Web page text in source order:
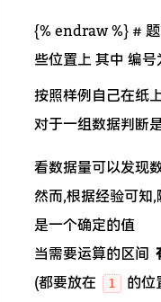
{% endraw %} #
些位置上 其中 编
按照样例自己在纸
对于一组数据判断
看数据量可以发现
然而,根据经验可知
是一个确定的值
当需要运算的区间
(都要放在
1 的位